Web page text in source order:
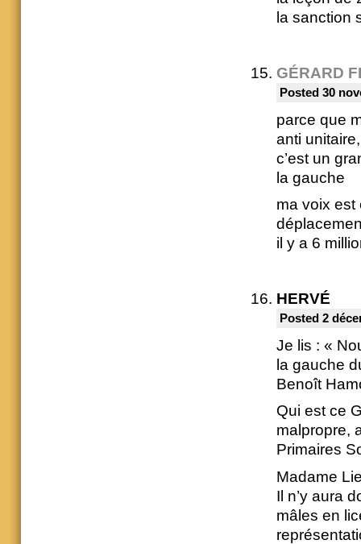
la sanction
GÉRARD
Posted 30
parce que
anti
c’est un
la gauche
ma voix est
il y a 6
HERVÉ
Posted 2
Je lis : «
la gauche
Benoît
Qui est ce
malpropre,
Primaires
Madame
Il n’y aura
mâles en